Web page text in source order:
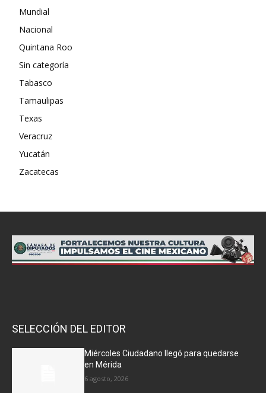
Mundial
Nacional
Quintana Roo
Sin categoría
Tabasco
Tamaulipas
Texas
Veracruz
Yucatán
Zacatecas
SELECCIÓN DEL EDITOR
Miércoles Ciudadano llegó para quedarse
en Mérida
6 agosto, 2026